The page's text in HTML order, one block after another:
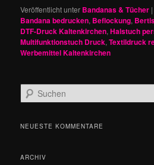
Veröffentlicht unter Bandanas & Tücher
Bandana bedrucken, Beflockung,
DTF-Druck Kaltenkirchen,Halstuch
Multifunktionstuch Druck,Textildruck
Werbemittel Kaltenkirchen
u
h
NEUESTE KOMMENTARE
ARCHIV